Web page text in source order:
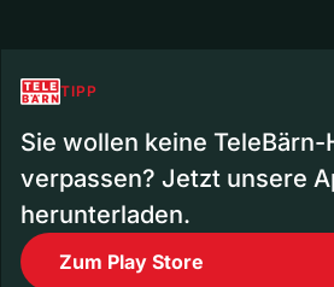
TIPP
Sie wollen keine
verpassen? Jetzt unsere
herunterladen.
Zum Play Store